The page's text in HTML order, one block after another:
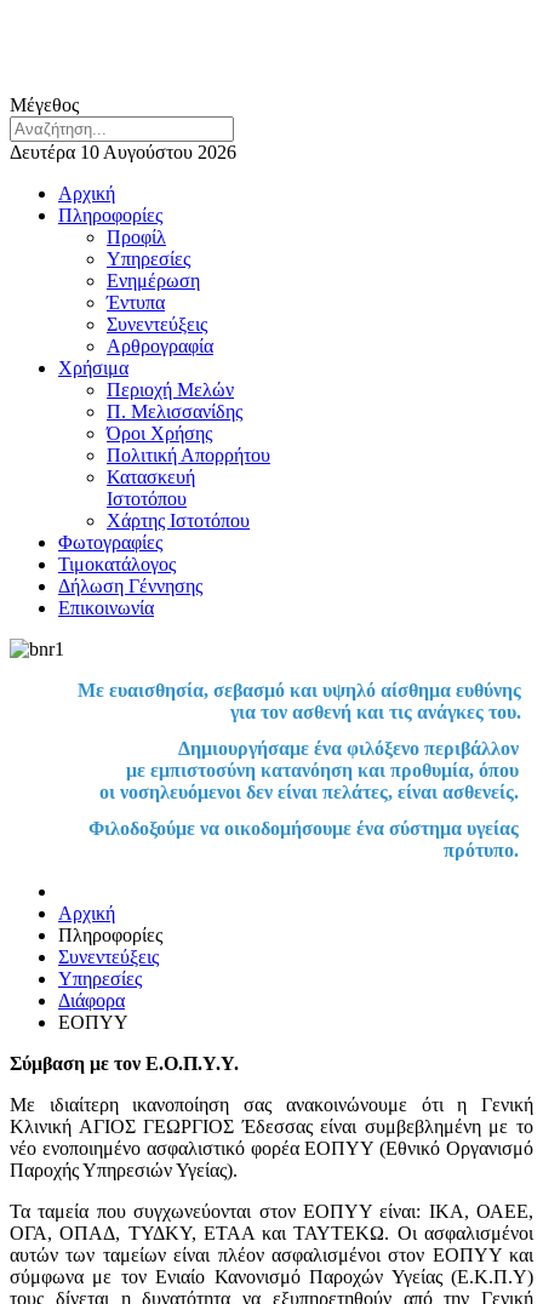
Μέγεθος
Δευτέρα 10 Αυγούστου 2026
Αρχική
Πληροφορίες
Προφίλ
Υπηρεσίες
Ενημέρωση
Έντυπα
Συνεντεύξεις
Αρθρογραφία
Χρήσιμα
Περιοχή Μελών
Π. Μελισσανίδης
Όροι Χρήσης
Πολιτική Απορρήτου
Κατασκευή
Ιστοτόπου
Χάρτης Ιστοτόπου
Φωτογραφίες
Τιμοκατάλογος
Δήλωση Γέννησης
Επικοινωνία
Με ευαισθησία, σεβασμό και υψηλό αίσθημα ευθύνης
για τον ασθενή και τις ανάγκες του.
Δημιουργήσαμε ένα φιλόξενο περιβάλλον
με εμπιστοσύνη κατανόηση και προθυμία, όπου
οι νοσηλευόμενοι δεν είναι πελάτες, είναι ασθενείς.
Φιλοδοξούμε να οικοδομήσουμε ένα σύστημα υγείας
πρότυπο.
Αρχική
Πληροφορίες
Συνεντεύξεις
Υπηρεσίες
Διάφορα
ΕΟΠΥΥ
Σύμβαση με τον Ε.Ο.Π.Υ.Υ.
Με ιδιαίτερη ικανοποίηση σας ανακοινώνουμε ότι η Γενική
Κλινική ΑΓΙΟΣ ΓΕΩΡΓΙΟΣ Έδεσσας είναι συμβεβλημένη με το
νέο ενοποιημένο ασφαλιστικό φορέα ΕΟΠΥΥ (Εθνικό Οργανισμό
Παροχής Υπηρεσιών Υγείας).
Τα ταμεία που συγχωνεύονται στον ΕΟΠΥΥ είναι: ΙΚΑ, ΟΑΕΕ,
ΟΓΑ, ΟΠΑΔ, ΤΥΔΚΥ, ΕΤΑΑ και ΤΑΥΤΕΚΩ. Οι ασφαλισμένοι
αυτών των ταμείων είναι πλέον ασφαλισμένοι στον ΕΟΠΥΥ και
σύμφωνα με τον Ενιαίο Κανονισμό Παροχών Υγείας (Ε.Κ.Π.Υ)
τους δίνεται η δυνατότητα να εξυπηρετηθούν από την Γενική